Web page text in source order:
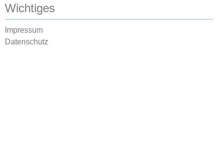
Wichtiges
Impressum
Datenschutz